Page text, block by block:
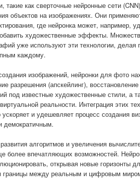
такие как сверточные нейронные сети
объектов на изображениях. Они
где нейронка может, например,
художественные эффекты.
уже используют эти технологии, делая
каждому.
изображений, нейронки для фото
разрешения (апскейлинг),
под известные художественные стили, а
реальности. Интеграция этих
и удешевляет процесс создания
демократичным.
алгоритмов и увеличения
более впечатляющих возможностей.
открывая новые горизонты
границы между реальным и цифровым